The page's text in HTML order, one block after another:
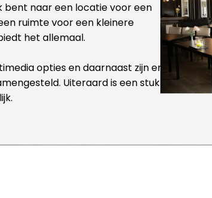
bent naar een locatie voor een
ruimte voor een kleinere
het allemaal.
opties en daarnaast zijn er
Uiteraard is een stuk